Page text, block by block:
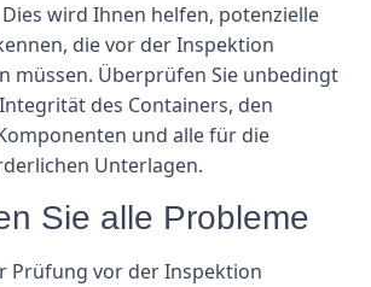
wird Ihnen helfen, potenzielle
die vor der Inspektion
müssen. Überprüfen Sie unbedingt
des Containers, den
und alle für die
Unterlagen.
Sie alle Probleme
Prüfung vor der Inspektion